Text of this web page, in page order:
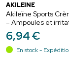
AKILEÏNE
Akileïne Sports
– Ampoules et
6,94€
En stock -